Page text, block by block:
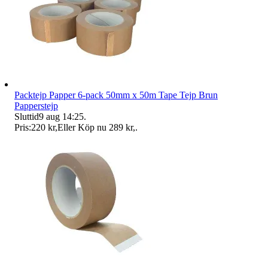
Packtejp Papper 6-pack 50mm x 50m Tape Tejp Brun
Papperstejp
Sluttid9 aug 14:25.
Pris:220 kr,Eller Köp nu 289 kr,.